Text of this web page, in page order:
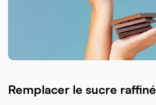
Remplacer le sucre raffiné